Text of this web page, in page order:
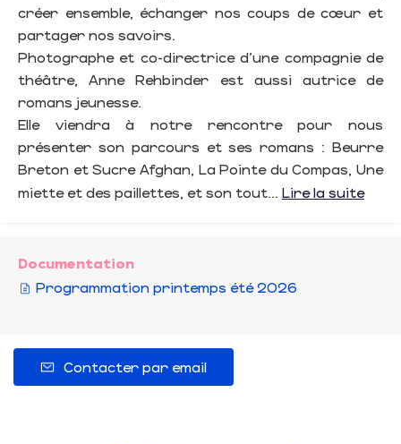
créer ensemble, échanger nos coups de cœur et
partager nos savoirs.
Photographe et co-directrice d’une compagnie de
théâtre, Anne Rehbinder est aussi autrice de
romans jeunesse.
Elle viendra à notre rencontre pour nous
présenter son parcours et ses romans : Beurre
Breton et Sucre Afghan, La Pointe du Compas, Une
miette et des paillettes, et son tout... Lire la suite
Documentation
Programmation printemps été 2026
Contacter par email